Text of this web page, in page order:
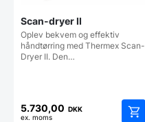
Scan-dryer II
Oplev bekvem og effektiv
håndtørring med Thermex Scan-
Dryer II. Den…
5.730,00 DKK
ex. moms